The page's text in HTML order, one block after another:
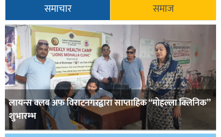
समाचार समाज
लायन्स क्लब अफ विराटनगरद्वारा साप्ताहिक “मोहल्ला क्लिनिक”
शुभारम्भ